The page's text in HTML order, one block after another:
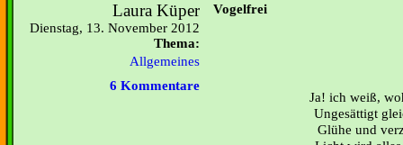
Laura Küper
Dienstag, 13. November 2012
Thema:
Allgemeines
6 Kommentare
Vogelfrei
Ja! ich weiß,
Ungesättigt
Glühe und